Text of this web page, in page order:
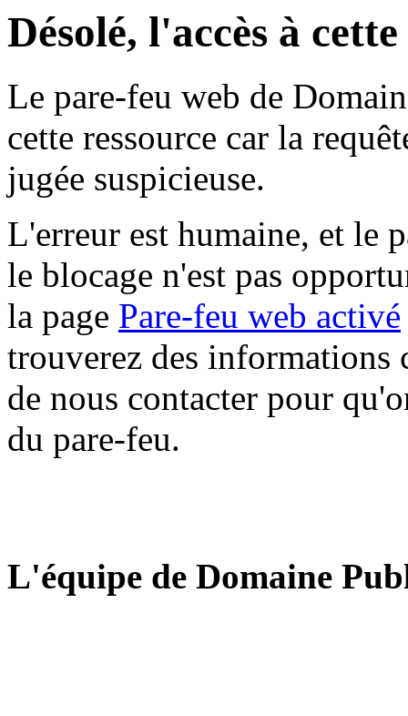
Désolé, l'accès à
Le pare-feu web de
cette ressource car la
jugée suspicieuse.
L'erreur est humaine, et le
le blocage n'est pas
la page Pare-feu web activé
trouverez des informations
de nous contacter pour
du pare-feu.
L'équipe de Domaine